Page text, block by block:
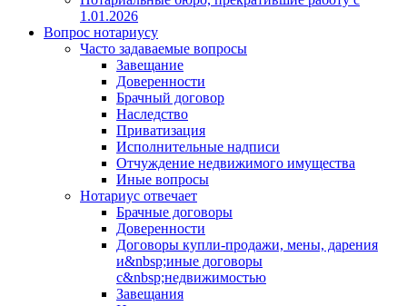
1.01.2026
Вопрос нотариусу
Часто задаваемые вопросы
Завещание
Доверенности
Брачный договор
Наследство
Приватизация
Исполнительные надписи
Отчуждение недвижимого имущества
Иные вопросы
Нотариус отвечает
Брачные договоры
Доверенности
Договоры купли-продажи, мены, дарения
и&nbsp;иные договоры
с&nbsp;недвижимостью
Завещания